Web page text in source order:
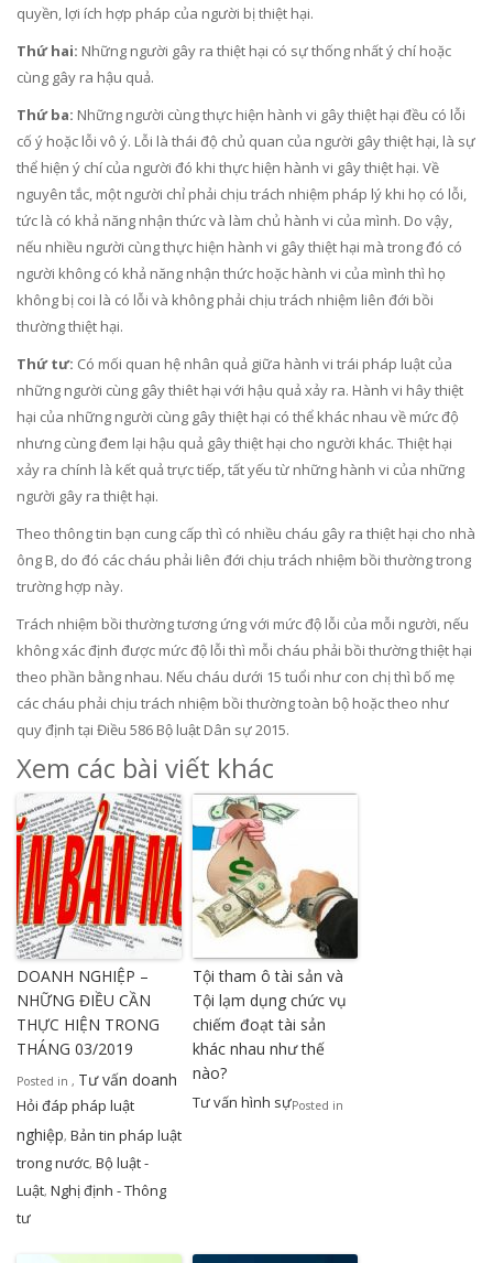
quyền, lợi ích hợp pháp của người bị thiệt hại.
Thứ hai: Những người gây ra thiệt hại có sự thống nhất ý chí hoặc
cùng gây ra hậu quả.
Thứ ba: Những người cùng thực hiện hành vi gây thiệt hại đều có lỗi
cố ý hoặc lỗi vô ý. Lỗi là thái độ chủ quan của người gây thiệt hại, là sự
thể hiện ý chí của người đó khi thực hiện hành vi gây thiệt hại. Về
nguyên tắc, một người chỉ phải chịu trách nhiệm pháp lý khi họ có lỗi,
tức là có khả năng nhận thức và làm chủ hành vi của mình. Do vậy,
nếu nhiều người cùng thực hiện hành vi gây thiệt hại mà trong đó có
người không có khả năng nhận thức hoặc hành vi của mình thì họ
không bị coi là có lỗi và không phải chịu trách nhiệm liên đới bồi
thường thiệt hại.
Thứ tư: Có mối quan hệ nhân quả giữa hành vi trái pháp luật của
những người cùng gây thiêt hại với hậu quả xảy ra. Hành vi hây thiệt
hại của những người cùng gây thiệt hại có thể khác nhau về mức độ
nhưng cùng đem lại hậu quả gây thiệt hại cho người khác. Thiệt hại
xảy ra chính là kết quả trực tiếp, tất yếu từ những hành vi của những
người gây ra thiệt hại.
Theo thông tin bạn cung cấp thì có nhiều cháu gây ra thiệt hại cho nhà
ông B, do đó các cháu phải liên đới chịu trách nhiệm bồi thường trong
trường hợp này.
Trách nhiệm bồi thường tương ứng với mức độ lỗi của mỗi người, nếu
không xác định được mức độ lỗi thì mỗi cháu phải bồi thường thiệt hại
theo phần bằng nhau. Nếu cháu dưới 15 tuổi như con chị thì bố mẹ
các cháu phải chịu trách nhiệm bồi thường toàn bộ hoặc theo như
quy định tại Điều 586 Bộ luật Dân sự 2015.
Xem các bài viết khác
DOANH NGHIỆP –
NHỮNG ĐIỀU CẦN
THỰC HIỆN TRONG
THÁNG 03/2019
Posted in
Hỏi đáp pháp luật
, Tư vấn doanh
nghiệp, Bản tin pháp luật
trong nước, Bộ luật -
Luật, Nghị định - Thông
tư
Tội tham ô tài sản và
Tội lạm dụng chức vụ
chiếm đoạt tài sản
khác nhau như thế
nào?
Posted in
Tư vấn hình sự